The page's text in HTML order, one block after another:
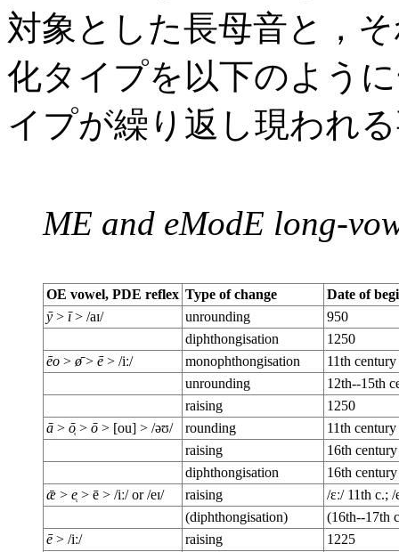
対象とした長母音と，
化タイプを以下のよう
イプが繰り返し現われ
ME and eModE long-
OE vowel, PDE reflex Type of change
Date of
ȳ> ī> /aɪ/ unrounding
950
diphthongisation
1250
ēo > ø̄> ē> /iː/ monophthongisation
11th century
unrounding
12th--15th
raising
1250
ā > ō̜ > ō > [ou] > /əʊ/ rounding
11th century
raising
16th century
diphthongisation
16th century
ǣ > e̜ > ē > /iː/ or /eɪ/ raising
/ɛː/ 11th c.;
(diphthongisation)
(16th--17th
ē> /iː/ raising
1225